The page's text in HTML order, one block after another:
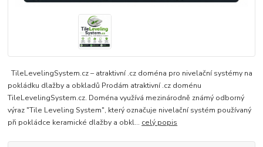
TileLevelingSystem.cz – atraktivní .cz doména pro nivelační systémy na
pokládku dlažby a obkladů Prodám atraktivní .cz doménu
TileLevelingSystem.cz. Doména využívá mezinárodně známý odborný
výraz "Tile Leveling System", který označuje nivelační systém používaný
při pokládce keramické dlažby a obkl... celý popis